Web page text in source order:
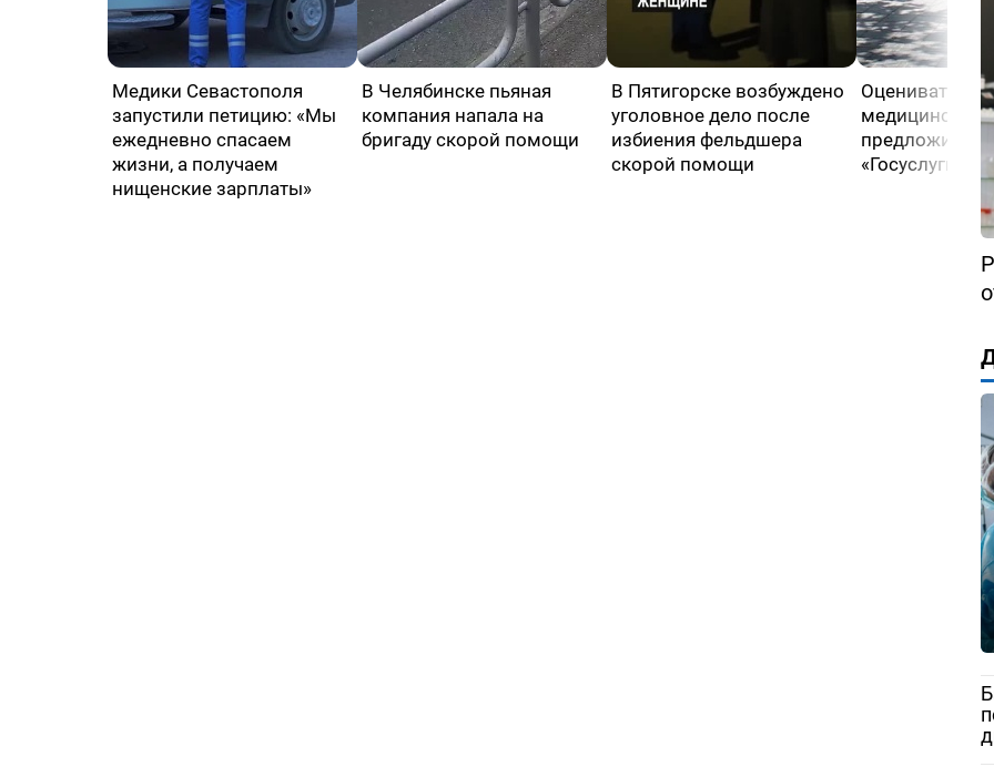
Медики Севастополя
запустили петицию: «Мы
ежедневно спасаем
жизни, а получаем
нищенские зарплаты»
В Челябинске пьяная
компания напала на
бригаду скорой помощи
В Пятигорске возбуждено
уголовное дело после
избиения фельдшера
скорой помощи
Оценивать
медицинской
предложили
«Госуслуги»